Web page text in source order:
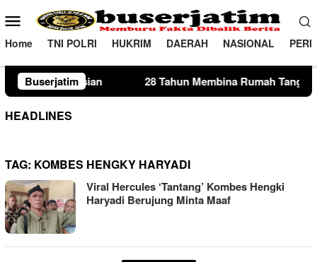
ke
konten
Menu
Mobile
Home TNI POLRI HUKRIM DAERAH NASIONAL
Buserjatim
28 Tahun Membina Rumah Tangga, Seorang Ibu
HEADLINES
TAG: KOMBES HENGKY HARYADI
Viral Hercules ‘Tantang’ Kombes Hengki
Haryadi Berujung Minta Maaf